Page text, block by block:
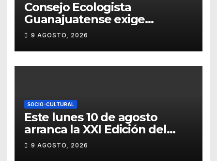
Consejo Ecologista
Guanajuatense exige
investigar y sancionar los
daños por tala de vegetación
9 AGOSTO, 2026
SOCIO-CULTURAL
Este lunes 10 de agosto
arranca la XXI Edición del
Festival Internacional
Callejón del Ruido
9 AGOSTO, 2026